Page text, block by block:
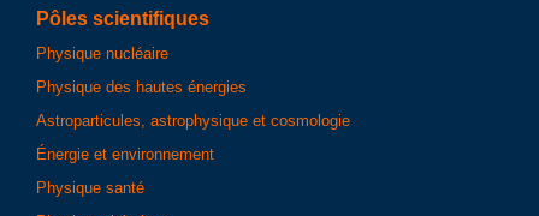
Pôles scientifiques
Physique nucléaire
Physique des hautes énergies
Astroparticules, astrophysique et cosmologie
Énergie et environnement
Physique santé